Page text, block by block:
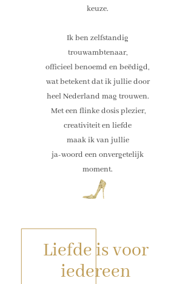
keuze.
Ik ben zelfstandig
trouwambtenaar,
officieel benoemd en beëdigd,
wat betekent dat ik jullie door
heel Nederland mag trouwen.
Met een flinke dosis plezier,
creativiteit en liefde
maak ik van jullie
ja-woord een onvergetelijk
moment.
Liefde is voor
iedereen